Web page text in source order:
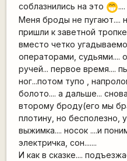
соблазнились на это ;D ....
Меня броды не пугают....
пришли к заветной
вместо четко
операторами, судьями....
ручей... первое время....
ног...потом тупо ,
болото.... а дальше...
второму броду(его мы
плотину, но бесполезно,
выжимка.... носок ....и
электричка, сон.......
И как в сказке....